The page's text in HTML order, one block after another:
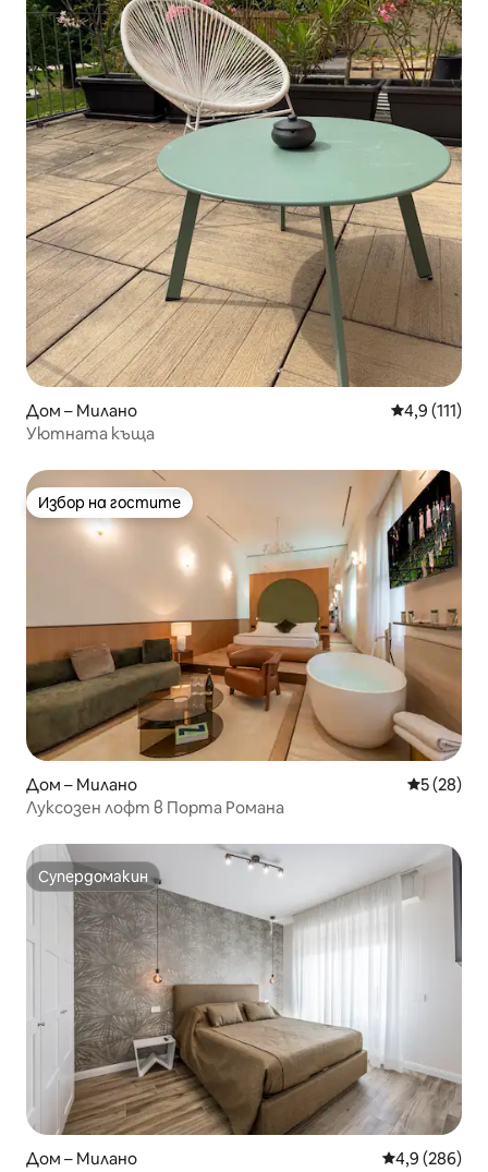
Дом – Милано Средна
4,9 (111)
Уютната къща
Избор на гостите
Избор на гостите
Дом – Милано Средна
5 (28)
Луксозен лофт в Порта Романа
Супердомакин
Супердомакин
Дом – Милано Средна
4,9 (286)